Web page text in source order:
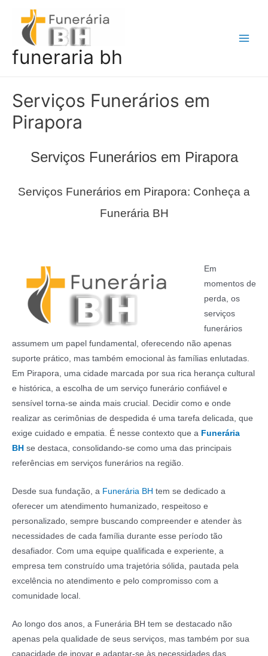
conteúdo
funeraria bh
Serviços Funerários em
Pirapora
Serviços Funerários em Pirapora
Serviços Funerários em Pirapora: Conheça a
Funerária BH
Em
momentos de
perda, os
serviços
funerários
assumem um papel fundamental, oferecendo não apenas
suporte prático, mas também emocional às famílias enlutadas.
Em Pirapora, uma cidade marcada por sua rica herança cultural
e histórica, a escolha de um serviço funerário confiável e
sensível torna-se ainda mais crucial. Decidir como e onde
realizar as cerimônias de despedida é uma tarefa delicada, que
exige cuidado e empatia. É nesse contexto que a Funerária
BH se destaca, consolidando-se como uma das principais
referências em serviços funerários na região.
Desde sua fundação, a Funerária BH tem se dedicado a
oferecer um atendimento humanizado, respeitoso e
personalizado, sempre buscando compreender e atender às
necessidades de cada família durante esse período tão
desafiador. Com uma equipe qualificada e experiente, a
empresa tem construído uma trajetória sólida, pautada pela
excelência no atendimento e pelo compromisso com a
comunidade local.
Ao longo dos anos, a Funerária BH tem se destacado não
apenas pela qualidade de seus serviços, mas também por sua
capacidade de inovar e adaptar-se às necessidades das